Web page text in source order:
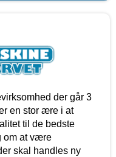
der går 3
en stor ære i at
til de bedste
om at være
skal handles ny